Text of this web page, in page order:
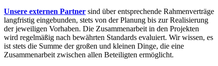
Unsere externen Partner sind über entsprechende Rahmenverträge
langfristig eingebunden, stets von der Planung bis zur Realisierung
der jeweiligen Vorhaben. Die Zusammenarbeit in den Projekten
wird regelmäßig nach bewährten Standards evaluiert. Wir wissen, es
ist stets die Summe der großen und kleinen Dinge, die eine
Zusammenarbeit zwischen allen Beteiligten ermöglicht.